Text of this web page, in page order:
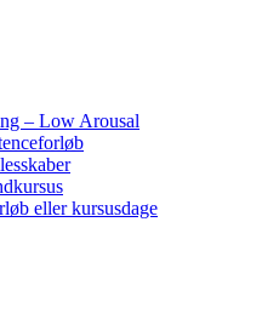
– Low Arousal
eller kursusdage